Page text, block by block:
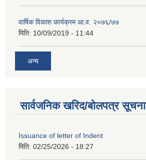
वार्षिक विकाश कार्यक्रम आ.व. २०७६/७७
मिति: 10/09/2019 - 11:44
अन्य
सार्वजनिक खरिद/बोलपत्र सूचना
Issuance of letter of Indent
मिति: 02/25/2026 - 18:27